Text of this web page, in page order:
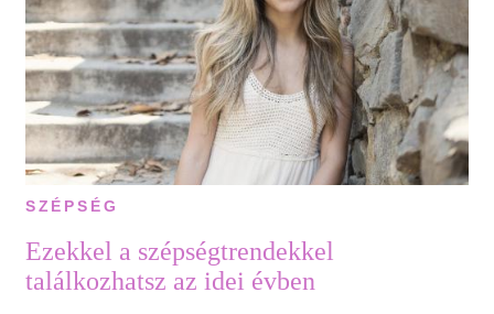
SZÉPSÉG
Ezekkel a szépségtrendekkel
találkozhatsz az idei évben